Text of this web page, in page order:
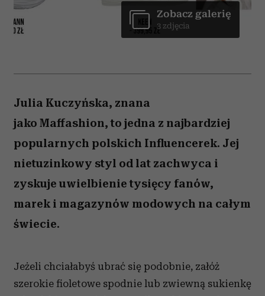
Zobacz galerię
3 zdjęcia
Julia Kuczyńska, znana
jako Maffashion, to jedna z najbardziej
popularnych polskich Influencerek. Jej
nietuzinkowy styl od lat zachwyca i
zyskuje uwielbienie tysięcy fanów,
marek i magazynów modowych na całym
świecie.
Jeżeli chciałabyś ubrać się podobnie, załóż
szerokie fioletowe spodnie lub zwiewną sukienkę